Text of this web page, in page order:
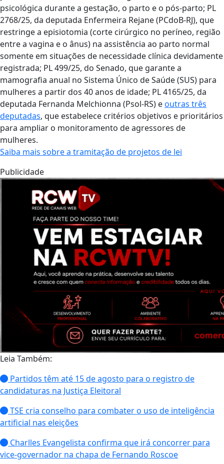
psicológica durante a gestação, o parto e o pós-parto; PL
2768/25, da deputada Enfermeira Rejane (PCdoB-RJ), que
restringe a episiotomia (corte cirúrgico no períneo, região
entre a vagina e o ânus) na assistência ao parto normal
somente em situações de necessidade clínica devidamente
registrada; PL 499/25, do Senado, que garante a
mamografia anual no Sistema Único de Saúde (SUS) para
mulheres a partir dos 40 anos de idade; PL 4165/25, da
deputada Fernanda Melchionna (Psol-RS) eoutras três
deputadas, que estabelece critérios objetivos e prioritários
para ampliar o monitoramento de agressores de
mulheres.
Saiba mais sobre a tramitação de projetos de lei
Publicidade
Leia Também:
Partidos têm até 15 de agosto para o registro de
candidaturas na Justiça Eleitoral
TSE cria conselho para combater o uso de inteligência
artificial nas eleições
Charlles Evangelista confirma que irá concorrer para
vice-governador na chapa de Fernando Roscoe